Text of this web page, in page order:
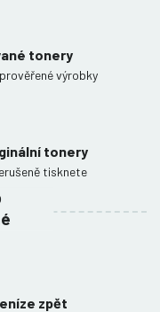
tonery
výrobky
tonery
tisknete
zpět